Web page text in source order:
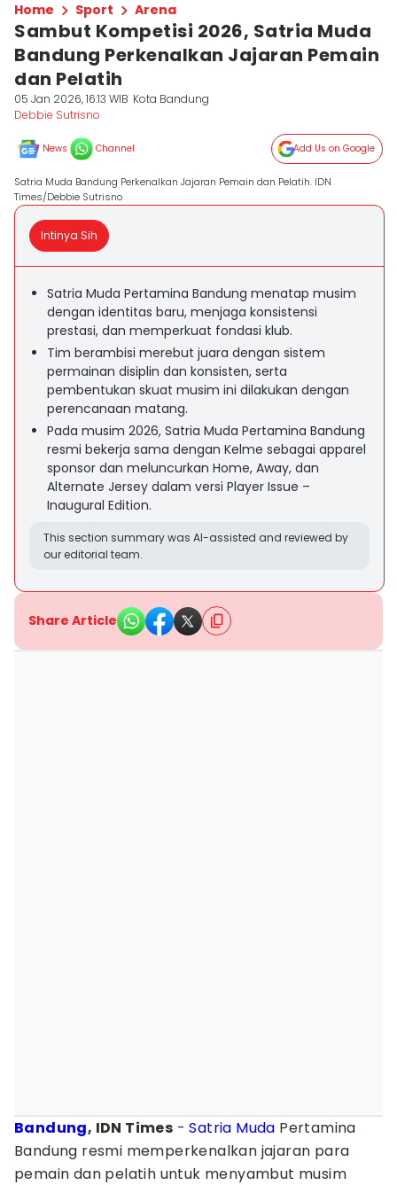
Home Sport Arena
Sambut Kompetisi 2026, Satria Muda
Bandung Perkenalkan Jajaran Pemain
dan Pelatih
05 Jan 2026, 16:13 WIB Kota Bandung
Debbie Sutrisno
News Channel Add Us on Google
Satria Muda Bandung Perkenalkan Jajaran Pemain dan Pelatih. IDN
Times/Debbie Sutrisno
Intinya Sih
Satria Muda Pertamina Bandung menatap musim
dengan identitas baru, menjaga konsistensi
prestasi, dan memperkuat fondasi klub.
Tim berambisi merebut juara dengan sistem
permainan disiplin dan konsisten, serta
pembentukan skuat musim ini dilakukan dengan
perencanaan matang.
Pada musim 2026, Satria Muda Pertamina Bandung
resmi bekerja sama dengan Kelme sebagai apparel
sponsor dan meluncurkan Home, Away, dan
Alternate Jersey dalam versi Player Issue –
Inaugural Edition.
This section summary was AI-assisted and reviewed by
our editorial team.
Share Article
Bandung, IDN Times -Satria Muda Pertamina
Bandung resmi memperkenalkan jajaran para
pemain dan pelatih untuk menyambut musim